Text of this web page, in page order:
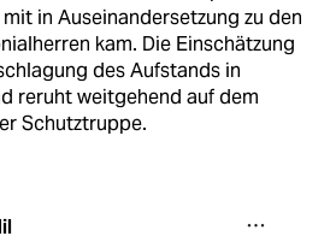
in Auseinandersetzung zu den
kam. Die Einschätzung
des Aufstands in
reruht weitgehend auf dem
Schutztruppe.